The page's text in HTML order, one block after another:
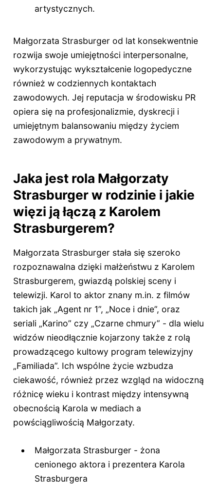
artystycznych.
Małgorzata Strasburger od lat konsekwentnie
rozwija swoje umiejętności interpersonalne,
wykorzystując wykształcenie logopedyczne
również w codziennych kontaktach
zawodowych. Jej reputacja w środowisku PR
opiera się na profesjonalizmie, dyskrecji i
umiejętnym balansowaniu między życiem
zawodowym a prywatnym.
Jaka jest rola Małgorzaty
Strasburger w rodzinie i jakie
więzi ją łączą z Karolem
Strasburgerem?
Małgorzata Strasburger stała się szeroko
rozpoznawalna dzięki małżeństwu z Karolem
Strasburgerem, gwiazdą polskiej sceny i
telewizji. Karol to aktor znany m.in. z filmów
takich jak „Agent nr 1”, „Noce i dnie”, oraz
seriali „Karino” czy „Czarne chmury” - dla wielu
widzów nieodłącznie kojarzony także z rolą
prowadzącego kultowy program telewizyjny
„Familiada”. Ich wspólne życie wzbudza
ciekawość, również przez wzgląd na widoczną
różnicę wieku i kontrast między intensywną
obecnością Karola w mediach a
powściągliwością Małgorzaty.
Małgorzata Strasburger - żona
cenionego aktora i prezentera Karola
Strasburgera